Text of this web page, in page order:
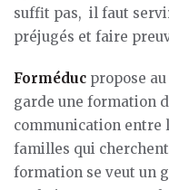
suffit pas, il faut
préjugés et faire
Forméduc propose
garde une formation
communication entre
familles qui cherchent
formation se veut un